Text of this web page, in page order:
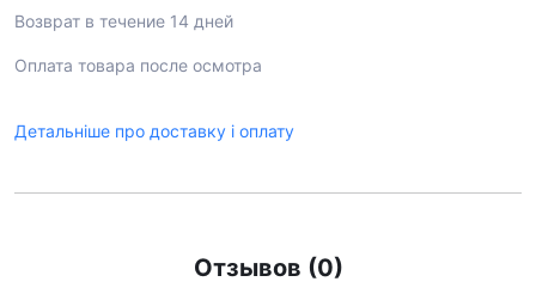
Возврат в течение 14 дней
Оплата товара после осмотра
Детальніше про доставку і оплату
Отзывов (0)